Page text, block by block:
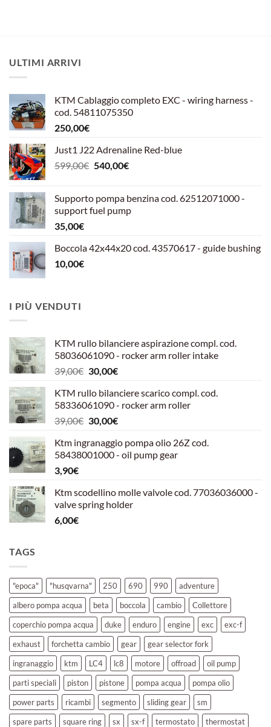
ULTIMI ARRIVI
KTM Cablaggio completo EXC - wiring harness -
cod. 54811075350
250,00€
Just1 J22 Adrenaline Red-blue
599,00€ Il
era:
599,00€.
540,00€Il
è:
540,00€.
Supporto pompa benzina cod. 62512071000 -
support fuel pump
35,00€
Boccola 42x44x20 cod. 43570617 - guide bushing
10,00€
I PIÙ VENDUTI
KTM rullo bilanciere aspirazione compl. cod.
58036061090 - rocker arm roller intake
39,00€ Il
originale
era:
39,00€.
30,00€Il
attuale
è:
30,00€.
KTM rullo bilanciere scarico compl. cod.
58336061090 - rocker arm roller
39,00€ Il
originale
era:
30,00€Il
attuale
è:
Ktm ingranaggio pompa olio 26Z cod.
58438001000 - oil pump gear
3,90€
Ktm scodellino molle valvole cod. 77036036000 -
valve spring holder
6,00€
TAGS
"epoca" "husqvarna" 250 690 990
adventure
albero pompa acqua
beta boccola cambio
Collettore
coperchio pompa acqua
duke enduro engine exc
exc-f
exhaust
forchetta cambio gear
gear selector fork
ingranaggio
ktm LC4 lc8 motore offroad
oil pump
parti speciali
piston pistone pompa acqua
pompa olio
power parts
ricambi segmento sliding gear
sm
spare parts
square ring sx sx-f termostato
thermostat